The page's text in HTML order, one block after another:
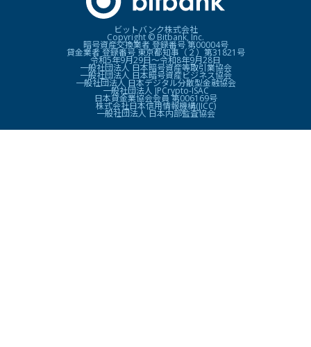
ビットバンク株式会社
Copyright © Bitbank, Inc.
暗号資産交換業者 登録番号 第00004号
貸金業者 登録番号 東京都知事（２）第31821号
令和5年9月29日〜令和8年9月28日
一般社団法人 日本暗号資産等取引業協会
一般社団法人 日本暗号資産ビジネス協会
一般社団法人 日本デジタル分散型金融協会
一般社団法人 JPCrypto-ISAC
日本貸金業協会会員 第006169号
株式会社日本信用情報機構(JICC)
一般社団法人 日本内部監査協会